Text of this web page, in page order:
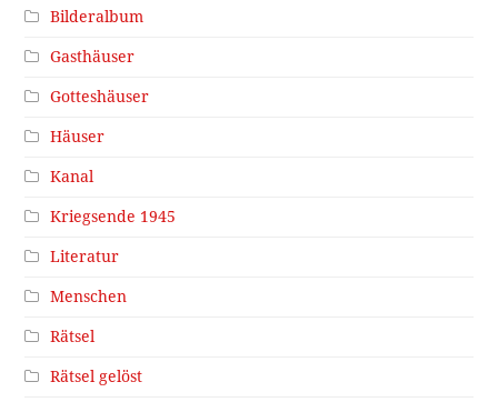
Bilderalbum
Gasthäuser
Gotteshäuser
Häuser
Kanal
Kriegsende 1945
Literatur
Menschen
Rätsel
Rätsel gelöst